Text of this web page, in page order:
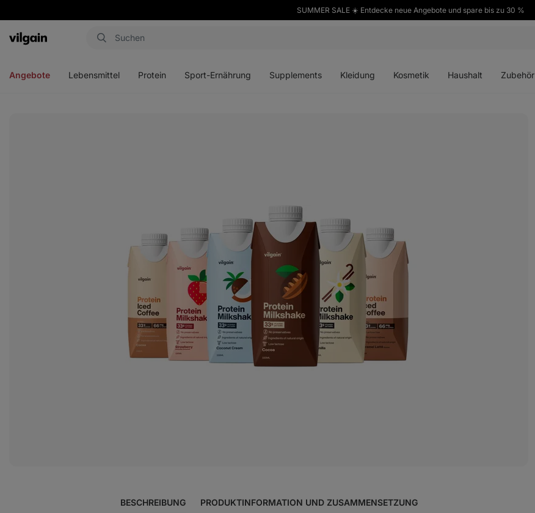
SUMMER SALE ☀️ Entdecke neue Angebote und spare bis zu 30 %
Aktin
Angebote Lebensmittel Protein Sport-Ernährung Supplements Kleidung Kosmetik Haushalt Zubehör
BESCHREIBUNG PRODUKTINFORMATION UND ZUSAMMENSETZUNG